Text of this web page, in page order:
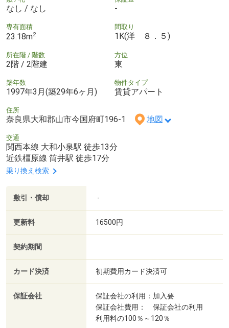
なし / なし -
専有面積
23.18m2
間取り
1K(洋 ８．５)
所在階 / 階数
2階 / 2階建
方位
東
築年数
1997年3月(築29年6ヶ月)
物件タイプ
賃貸アパート
住所
奈良県大和郡山市今国府町196-1 地図
交通
関西本線 大和小泉駅 徒歩13分
近鉄橿原線 筒井駅 徒歩17分
乗り換え検索
敷引・償却 -
更新料 16500円
契約期間
カード決済 初期費用カード決済可
保証会社
保証会社の利用：加入要
保証会社費用： 保証会社の利用
利用料の100％～120％